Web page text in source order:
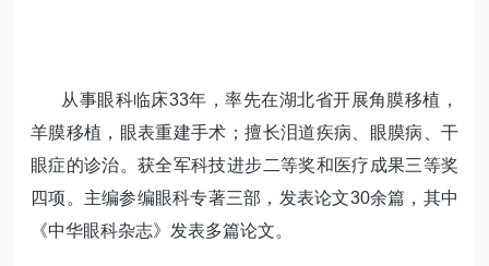
从事眼科临床33年，率先在湖北省开展角膜移植，
羊膜移植，眼表重建手术；擅长泪道疾病、眼膜病、干
眼症的诊治。获全军科技进步二等奖和医疗成果三等奖
四项。主编参编眼科专著三部，发表论文30余篇，其中
《中华眼科杂志》发表多篇论文。